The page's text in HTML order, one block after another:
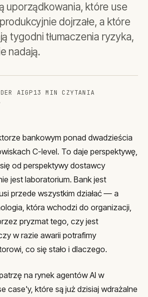
uporządkowania, które use
dojrzałe, a które
tygodni tłumaczenia ryzyka,
nadają.
AIGP13 MIN CZYTANIA
bankowym ponad dwadzieścia
C-level. To daje perspektywę,
od perspektywy dostawcy
jest laboratorium. Bank jest
przede wszystkim działać — a
która wchodzi do organizacji,
pryzmat tego, czy jest
w razie awarii potrafimy
co się stało i dlaczego.
na rynek agentów AI w
case'y, które są już dzisiaj wdrażalne